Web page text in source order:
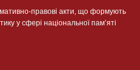
правові акти, що формують
у сфері національної памʼяті